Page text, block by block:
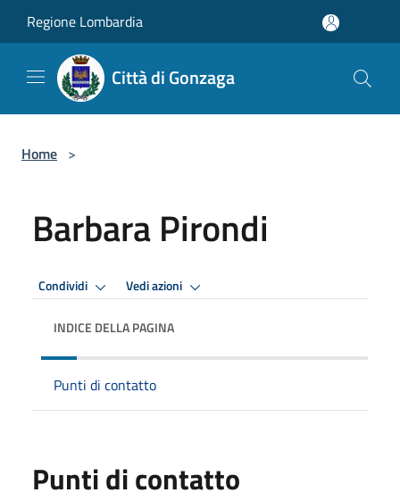
Regione Lombardia
Città di Gonzaga
Home >
Barbara Pirondi
Condividi Vedi azioni
INDICE DELLA PAGINA
Punti di contatto
Punti di contatto